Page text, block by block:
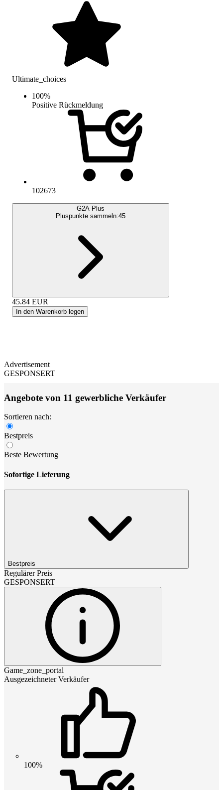
Ultimate_choices
100%
Positive Rückmeldung
102673
G2A Plus
Pluspunkte sammeln:45
45.84 EUR
In den Warenkorb legen
Advertisement
GESPONSERT
Angebote von 11 gewerbliche Verkäufer
Sortieren nach:
Bestpreis
Beste Bewertung
Sofortige Lieferung
Bestpreis
Regulärer Preis
GESPONSERT
Game_zone_portal
Ausgezeichneter Verkäufer
100%